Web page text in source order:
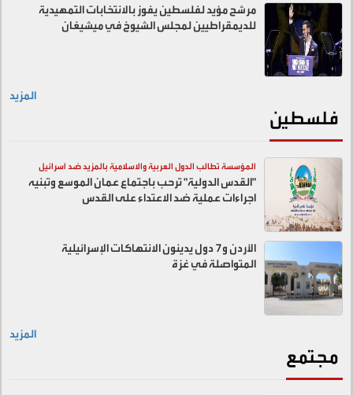
مرشح مؤيد لفلسطين يفوز بالانتخابات التمهيدية
للديمقراطيين لمجلس الشيوخ في ميشيغان
المزيد
فلسطين
المؤسسة تطالب الدول العربية والاسلامية بالمزيد ضد اسرائيل
"القدس الدولية" ترحب باجتماع عمان الموسع وتبنيه
اجراءات عملية ضد الاعتداء على القدس
الأردن و7 دول يدينون الانتهاكات الإسرائيلية
المتواصلة في غزة
المزيد
مجتمع